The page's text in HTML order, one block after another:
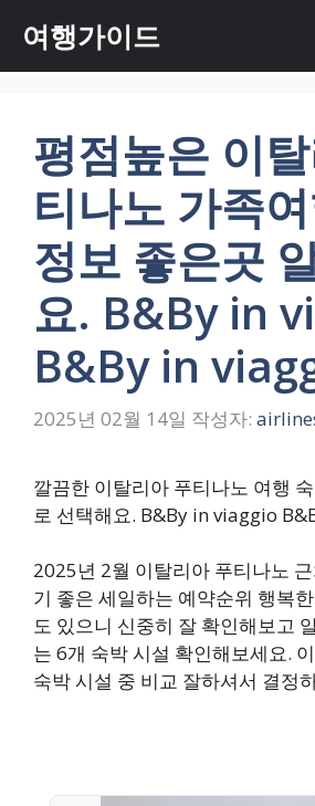
츠
여행가이드
평점높은 이
티나노 가족
정보 좋은곳
요. B&By in
B&By in
2025년 02월 14일 작성자:
깔끔한 이탈리아 푸티나노 여행
로 선택해요. B&By in viaggio
2025년 2월 이탈리아 푸티나노
기 좋은 세일하는 예약순위 행복
도 있으니 신중히 잘 확인해보고
는 6개 숙박 시설 확인해보세요.
숙박 시설 중 비교 잘하셔서 결정